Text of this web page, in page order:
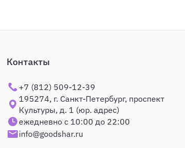
Контакты
+7 (812) 509-12-39
195274, г. Санкт-Петербург, проспект
Культуры, д. 1 (юр. адрес)
ежедневно с 10:00 до 22:00
info@goodshar.ru